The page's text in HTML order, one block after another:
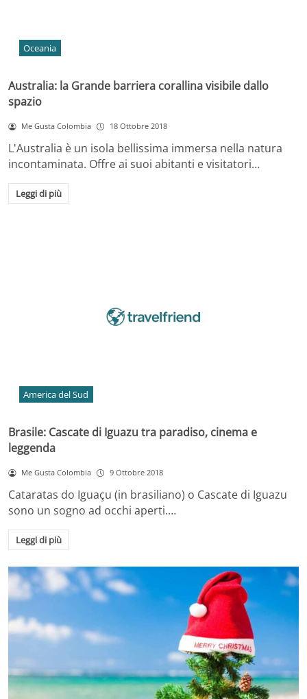
Oceania
Australia: la Grande barriera corallina visibile dallo
spazio
Me Gusta Colombia 18 Ottobre 2018
L'Australia è un isola bellissima immersa nella natura
incontaminata. Offre ai suoi abitanti e visitatori…
Leggi di più
America del Sud
Brasile: Cascate di Iguazu tra paradiso, cinema e
leggenda
Me Gusta Colombia 9 Ottobre 2018
Cataratas do Iguaçu (in brasiliano) o Cascate di Iguazu
sono un sogno ad occhi aperti.…
Leggi di più